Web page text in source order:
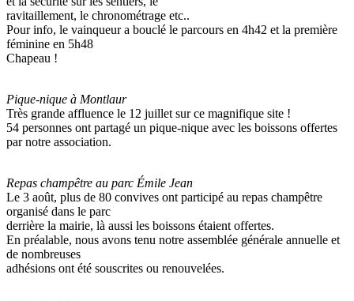
ravitaillement, le chronométrage etc..
Pour info, le vainqueur a bouclé le parcours en 4h42 et la première
féminine en 5h48
Chapeau !
Pique-nique à Montlaur
Très grande affluence le 12 juillet sur ce magnifique site !
54 personnes ont partagé un pique-nique avec les boissons offertes
par notre association.
Repas champêtre au parc Émile Jean
Le 3 août, plus de 80 convives ont participé au repas champêtre
organisé dans le parc
derrière la mairie, là aussi les boissons étaient offertes.
En préalable, nous avons tenu notre assemblée générale annuelle et
de nombreuses
adhésions ont été souscrites ou renouvelées.